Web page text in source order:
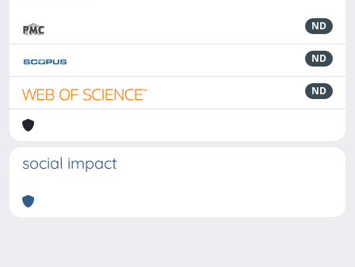
ND
ND
ND
social impact